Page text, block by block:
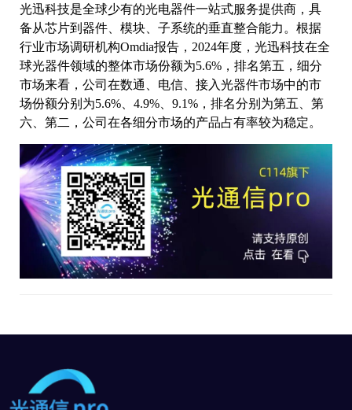
光迅科技是全球少有的光电器件一站式服务提供商，具
备从芯片到器件、模块、子系统的垂直整合能力。根据
行业市场调研机构Omdia报告，2024年度，光迅科技在全
球光器件领域的整体市场份额为5.6%，排名第五，细分
市场来看，公司在数通、电信、接入光器件市场中的市
场份额分别为5.6%、4.9%、9.1%，排名分别为第五、第
六、第二，公司在各细分市场的产品占有率较为稳定。